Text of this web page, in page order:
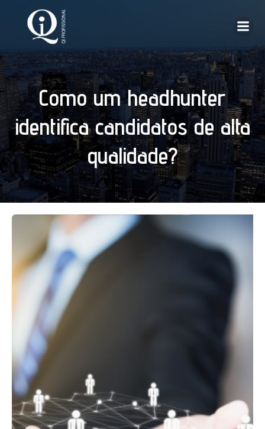
Como um headhunter
identifica candidatos de alta
qualidade?